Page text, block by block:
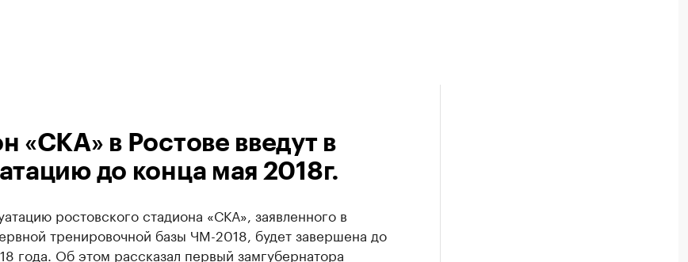
«СКА» в Ростове введут в
до конца мая 2018г.
ростовского стадиона «СКА», заявленного в
тренировочной базы ЧМ-2018, будет завершена до
года. Об этом рассказал первый замгубернатора